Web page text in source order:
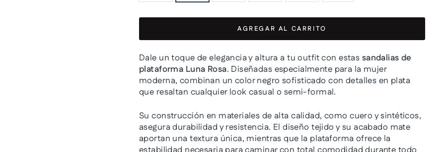
AGREGAR AL CARRITO
Dale un toque de elegancia y altura a tu outfit con estas sandalias de
plataforma Luna Rosa. Diseñadas especialmente para la mujer
moderna, combinan un color negro sofisticado con detalles en plata
que resaltan cualquier look casual o semi-formal.
Su construcción en materiales de alta calidad, como cuero y sintéticos,
asegura durabilidad y resistencia. El diseño tejido y su acabado mate
aportan una textura única, mientras que la plataforma ofrece la